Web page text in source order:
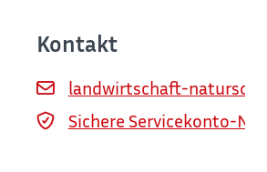
Kontakt
landwirtschaft-
Sichere Servicekonto-